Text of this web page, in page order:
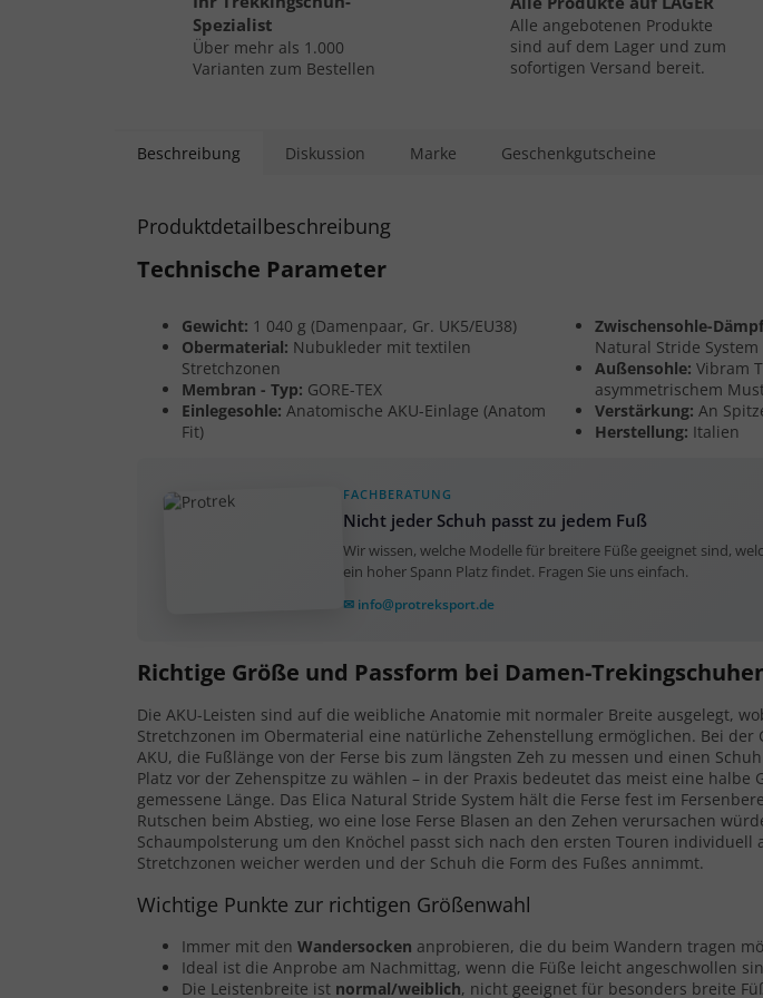
Spezialist
Über mehr als 1.000
Varianten zum Bestellen
Alle angebotenen Produkte
sind auf dem Lager und zum
sofortigen Versand bereit.
Beschreibung Diskussion Marke Geschenkgutscheine
Produktdetailbeschreibung
Technische Parameter
Gewicht: 1 040 g (Damenpaar, Gr. UK5/EU38)
Obermaterial: Nubukleder mit textilen
Stretchzonen
Membran - Typ: GORE-TEX
Einlegesohle: Anatomische AKU-Einlage (Anatom
Fit)
Zwischensohle-
Natural Stride System
Außensohle: Vibram
asymmetrischem
Verstärkung: An
Herstellung: Italien
FACHBERATUNG
Nicht jeder Schuh passt zu jedem Fuß
Wir wissen, welche Modelle für breitere Füße geeignet sind,
ein hoher Spann Platz findet. Fragen Sie uns einfach.
✉ info@protreksport.de
Richtige Größe und Passform bei Damen-
Die AKU-Leisten sind auf die weibliche Anatomie mit normaler Breite ausgelegt,
Stretchzonen im Obermaterial eine natürliche Zehenstellung ermöglichen. Bei der
AKU, die Fußlänge von der Ferse bis zum längsten Zeh zu messen und einen
Platz vor der Zehenspitze zu wählen – in der Praxis bedeutet das meist eine halbe
gemessene Länge. Das Elica Natural Stride System hält die Ferse fest im
Rutschen beim Abstieg, wo eine lose Ferse Blasen an den Zehen verursachen
Schaumpolsterung um den Knöchel passt sich nach den ersten Touren individuell
Stretchzonen weicher werden und der Schuh die Form des Fußes annimmt.
Wichtige Punkte zur richtigen Größenwahl
Immer mit den Wandersocken anprobieren, die du beim Wandern tragen
Ideal ist die Anprobe am Nachmittag, wenn die Füße leicht angeschwollen
Die Leistenbreite ist normal/weiblich, nicht geeignet für besonders breite